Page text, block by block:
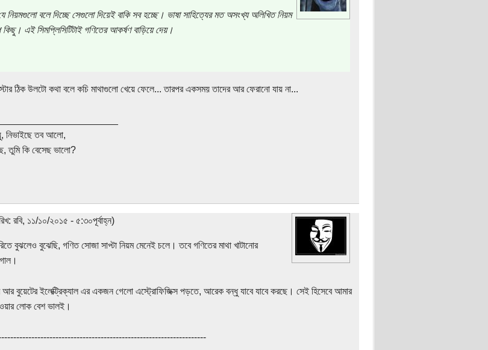
নিয়মগুলো বলে দিচ্ছে সেগুলো দিয়েই বাকি সব হচ্ছে। ভাষা সাহিত্যের মত অসংখ্য অলিখিত নিয়ম
এই সিমপ্লিসিটিটাই গণিতের আকর্ষণ বাড়িয়ে দেয়।
ঠিক উলটো কথা বলে কচি মাথাগুলো খেয়ে ফেলে... তারপর একসময় তাদের আর ফেরানো যায় না...
নিভাইছে তব আলো,
তুমি কি বেসেছ ভালো?
রবি, ১১/১০/২০১৫ - ৫:৩০পূর্বাহ্ন)
বুঝলেও বুঝেছি, গণিত সোজা সাপ্টা নিয়ম মেনেই চলে। তবে গণিতের মাথা খাটানোর
বুয়েটের ইলেক্ট্রিক্যাল এর একজন গেলো এস্ট্রোফিজিক্স পড়তে, আরেক বন্ধু যাবে যাবে করছে। সেই হিসেবে আমার
লোক বেশ ভালই।